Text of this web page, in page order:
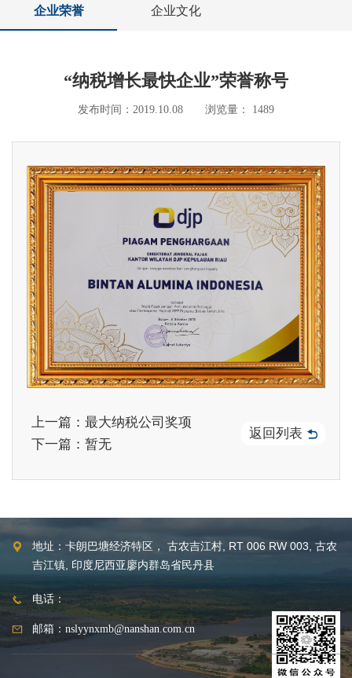
企业荣誉 企业文化
“纳税增长最快企业”荣誉称号
发布时间：2019.10.08 浏览量： 1489
上一篇：最大纳税公司奖项
下一篇：暂无
返回列表
地址：卡朗巴塘经济特区， 古农吉江村, RT 006 RW 003, 古农
吉江镇, 印度尼西亚廖内群岛省民丹县
电话：
邮箱：nslyynxmb@nanshan.com.cn